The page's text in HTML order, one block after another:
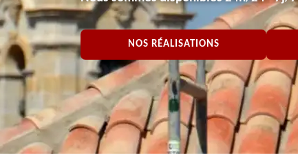
NOS RÉALISATIONS